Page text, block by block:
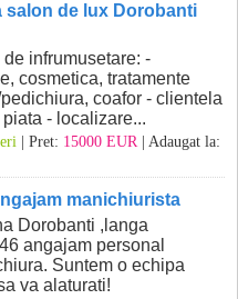
salon de lux Dorobanti
infrumusetare: -
cosmetica, tratamente
coafor - clientela
- localizare...
| Pret: 15000 EUR| Adaugat la:
manichiurista
Dorobanti ,langa
angajam personal
Suntem o echipa
va alaturati!